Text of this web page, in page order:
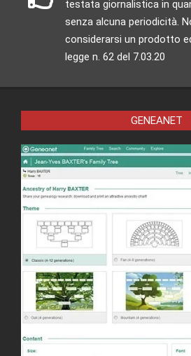
testata giornalistica in
senza alcuna periodicità.
considerarsi un prodotto
legge n. 62 del 7.03.20
GENEANET